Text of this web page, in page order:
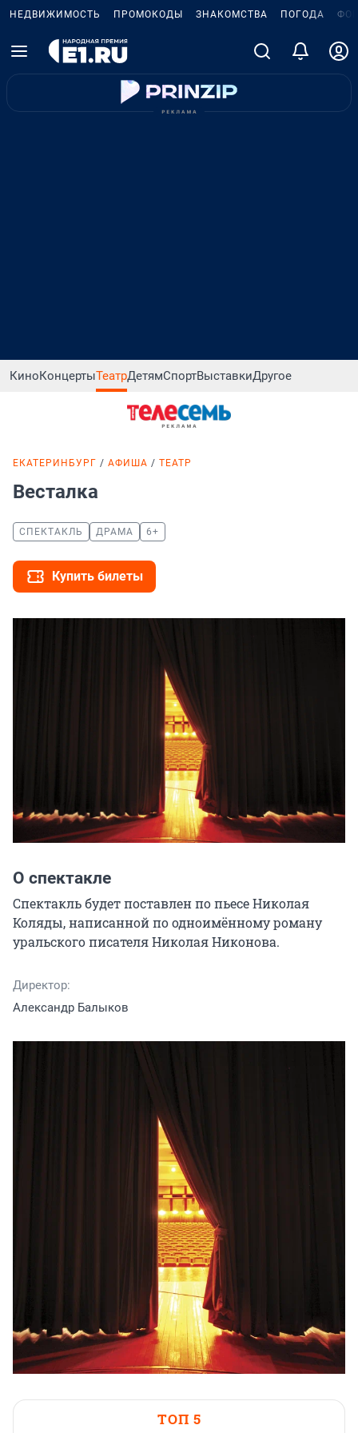
НЕДВИЖИМОСТЬ ПРОМОКОДЫ ЗНАКОМСТВА ПОГОДА
КиноКонцертыТеатрДетямСпортВыставкиДругое
ЕКАТЕРИНБУРГ АФИША ТЕАТР
Весталка
СПЕКТАКЛЬ ДРАМА 6+
Купить билеты
О спектакле
Спектакль будет поставлен по пьесе Николая
Коляды, написанной по одноимённому роману
уральского писателя Николая Никонова.
Директор:
Александр Балыков
ТОП 5